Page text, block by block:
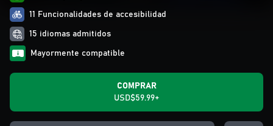
11 Funcionalidades de accesibilidad
15 idiomas admitidos
Mayormente compatible
COMPRAR
USD$59.99+